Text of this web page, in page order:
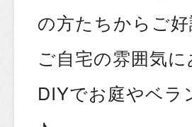
の方たちからご
ご自宅の雰囲気
DIYでお庭やベラ